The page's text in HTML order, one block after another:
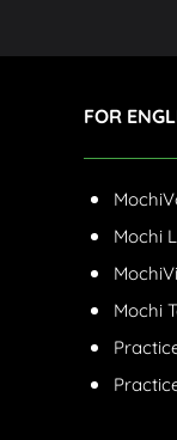
FOR
Mochi
Mochi